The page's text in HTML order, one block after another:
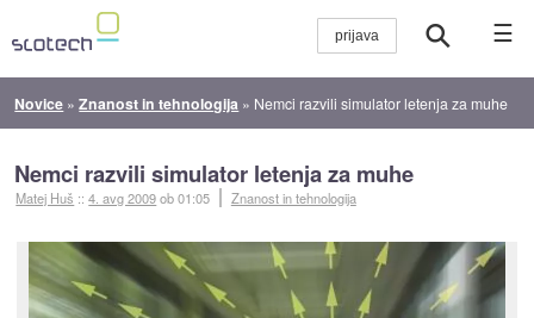
☰
Novice »Znanost in tehnologija » Nemci razvili simulator letenja za muhe
Nemci razvili simulator letenja za muhe
Matej Huš ::4. avg 2009ob 01:05 Znanost in tehnologija